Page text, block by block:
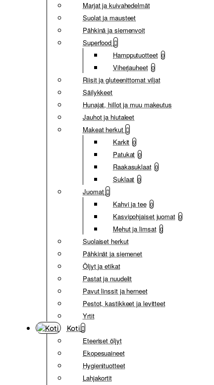
Marjat ja kuivahedelmät
Suolat ja mausteet
Pähkinä ja siemenvoit
Superfood
Hampputuotteet 0
Viherjauheet 0
Riisit ja gluteenittomat viljat
Säilykkeet
Hunajat, hillot ja muu makeutus
Jauhot ja hiutaleet
Makeat herkut
Karkit 0
Patukat 0
Raakasuklaat 0
Suklaat 0
Juomat
Kahvi ja tee 0
Kasvipohjaiset juomat 0
Mehut ja limsat 0
Suolaiset herkut
Pähkinät ja siemenet
Öljyt ja etikat
Pastat ja nuudelit
Pavut linssit ja herneet
Pestot, kastikkeet ja levitteet
Yrtit
Koti
Eteeriset öljyt
Ekopesuaineet
Hygienituotteet
Lahjakortit